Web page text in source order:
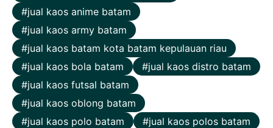
jual kaos anime batam
jual kaos army batam
jual kaos batam kota batam kepulauan riau
jual kaos bola batam
jual kaos distro batam
jual kaos futsal batam
jual kaos oblong batam
jual kaos polo batam
jual kaos polos batam